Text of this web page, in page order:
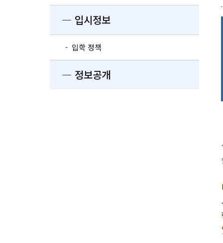
― 입시정보
- 입학 정책
― 정보공개